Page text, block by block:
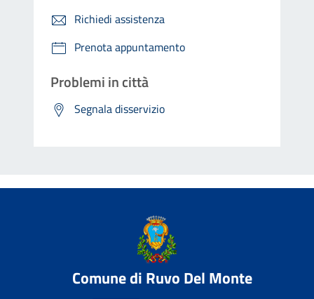
Richiedi assistenza
Prenota appuntamento
Problemi in città
Segnala disservizio
Comune di Ruvo Del Monte